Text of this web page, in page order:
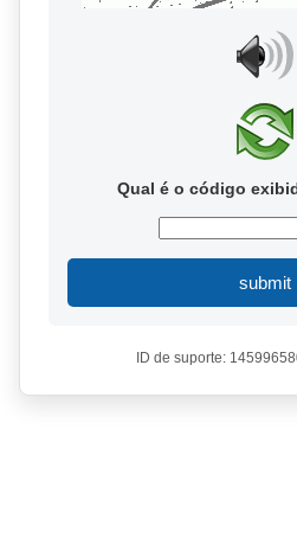
Qual é o código
submit
ID de suporte: